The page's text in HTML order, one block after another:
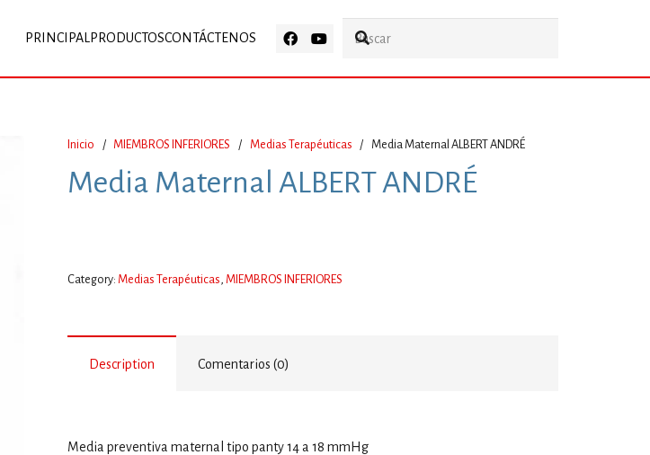
PRINCIPAL PRODUCTOSCONTÁCTENOS
Inicio / MIEMBROS INFERIORES / Medias Terapéuticas / Media Maternal ALBERT ANDRÉ
Media Maternal ALBERT ANDRÉ
Category: Medias Terapéuticas , MIEMBROS INFERIORES
Description Comentarios (0)
Media preventiva maternal tipo panty 14 a 18 mmHg